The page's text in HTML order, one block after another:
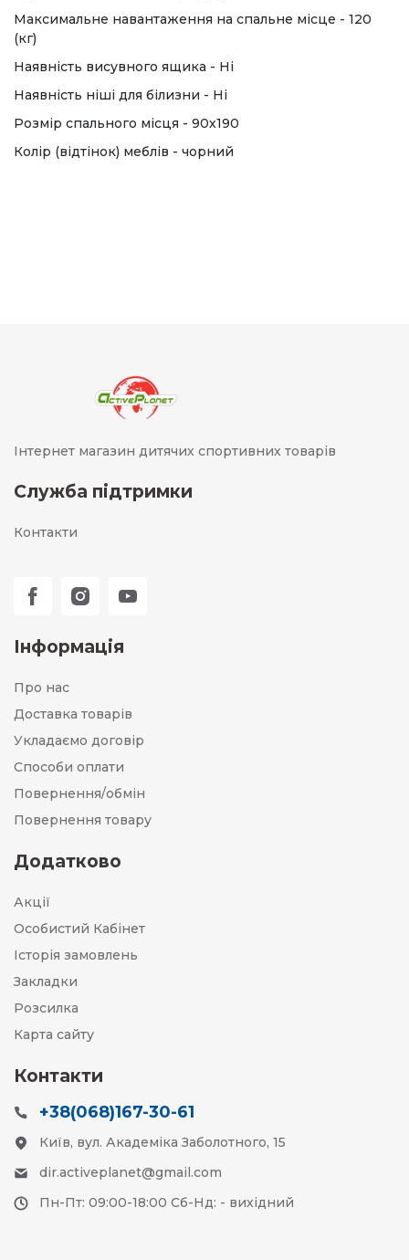
Максимальне навантаження на спальне місце - 120
(кг)
Наявність висувного ящика - Ні
Наявність ніші для білизни - Ні
Розмір спального місця - 90х190
Колір (відтінок) меблів - чорний
Інтернет магазин дитячих спортивних товарів
Служба підтримки
Контакти
Інформація
Про нас
Доставка товарів
Укладаємо договір
Способи оплати
Повернення/обмін
Повернення товару
Додатково
Акції
Особистий Кабінет
Історія замовлень
Закладки
Розсилка
Карта сайту
Контакти
+38(068)167-30-61
Київ, вул. Академіка Заболотного, 15
dir.activeplanet@gmail.com
Пн-Пт: 09:00-18:00 Сб-Нд: - вихідний